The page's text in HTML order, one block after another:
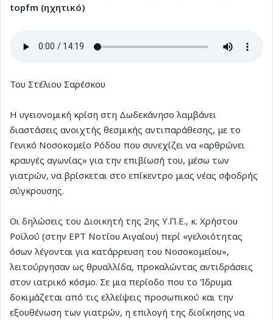
topfm (ηχητικό)
Του Στέλιου Σαρέσκου
Η υγειονομική κρίση στη Δωδεκάνησο λαμβάνει
διαστάσεις ανοιχτής θεσμικής αντιπαράθεσης, με το
Γενικό Νοσοκομείο Ρόδου που συνεχίζει να «αρθρώνει
κραυγές αγωνίας» για την επιβίωσή του, μέσω των
γιατρών, να βρίσκεται στο επίκεντρο μιας νέας σφοδρής
σύγκρουσης.
Οι δηλώσεις του Διοικητή της 2ης Υ.Π.Ε., κ. Χρήστου
Ροϊλού (στην ΕΡΤ Νοτίου Αιγαίου) περί «γελοιότητας
όσων λέγονται για κατάρρευση του Νοσοκομείου»,
λειτούργησαν ως θρυαλλίδα, προκαλώντας αντιδράσεις
στον ιατρικό κόσμο. Σε μια περίοδο που το Ίδρυμα
δοκιμάζεται από τις ελλείψεις προσωπικού και την
εξουθένωση των γιατρών, η επιλογή της διοίκησης να